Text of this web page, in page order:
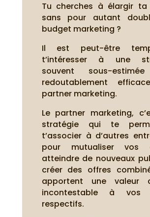
Tu cherches à élargir ta
sans pour autant
budget marketing ?
Il est peut-être
t’intéresser à une
souvent sous-
redoutablement
partner marketing.
Le partner marketing,
stratégie qui te
t’associer à d’autres
pour mutualiser vos
atteindre de nouveaux
créer des offres
apportent une valeur
incontestable à vos
respectifs.